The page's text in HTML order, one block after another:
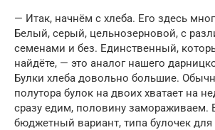
— Итак, начнём с хлеба. Его здесь
Белый, серый, цельнозерновой, с
семенами и без. Единственный,
найдёте, — это аналог нашего
Булки хлеба довольно большие.
полутора булок на двоих хватает на
сразу едим, половину замораживаем.
бюджетный вариант, типа булочек для